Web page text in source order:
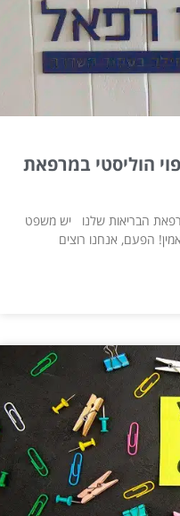
הוליסטי במרפאת
הבריאות שלנו יש משפט
הפעם, אנחנו רוצים